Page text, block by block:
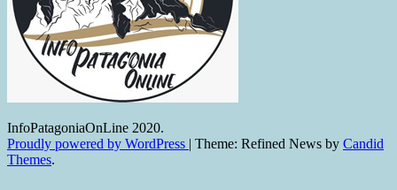
InfoPatagoniaOnLine 2020.
Proudly powered by WordPress | Theme: Refined News by Candid
Themes.